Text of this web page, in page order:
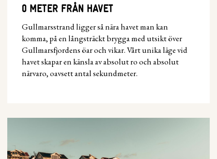
0 METER FRÅN HAVET
Gullmarsstrand ligger så nära havet man kan
komma, på en långsträckt brygga med utsikt över
Gullmarsfjordens öar och vikar. Vårt unika läge vid
havet skapar en känsla av absolut ro och absolut
närvaro, oavsett antal sekundmeter.